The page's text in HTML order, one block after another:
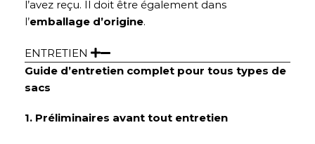
l’avez reçu. Il doit être également dans
l’emballage d’origine.
ENTRETIEN
Guide d’entretien complet pour tous types de
sacs
1. Préliminaires avant tout entretien